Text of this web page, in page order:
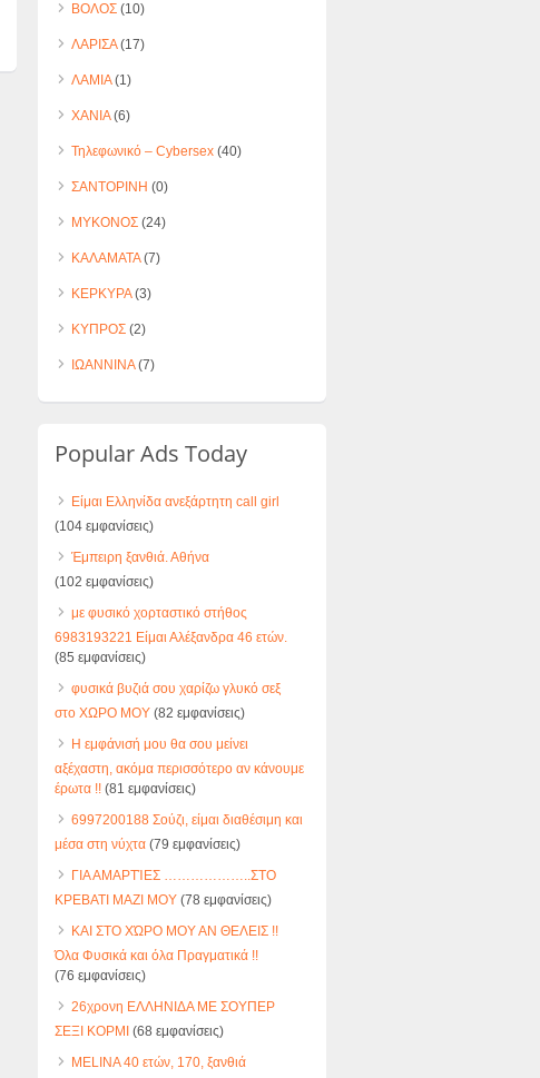
ΒΟΛΟΣ(10)
ΛΑΡΙΣΑ(17)
ΛΑΜΙΑ(1)
ΧΑΝΙΑ(6)
Τηλεφωνικό – Cybersex(40)
ΣΑΝΤΟΡΙΝΗ (0)
ΜΥΚΟΝΟΣ(24)
ΚΑΛΑΜΑΤΑ(7)
ΚΕΡΚΥΡΑ(3)
ΚΥΠΡΟΣ(2)
ΙΩΑΝΝΙΝΑ(7)
Popular Ads Today
Είμαι Ελληνίδα ανεξάρτητη call girl
(104 εμφανίσεις)
Έμπειρη ξανθιά. Αθήνα
(102 εμφανίσεις)
με φυσικό χορταστικό στήθος
6983193221 Είμαι Αλέξανδρα 46 ετών.
(85 εμφανίσεις)
φυσικά βυζιά σου χαρίζω γλυκό σεξ
στο ΧΩΡΟ ΜΟΥ(82 εμφανίσεις)
Η εμφάνισή μου θα σου μείνει
αξέχαστη, ακόμα περισσότερο αν κάνουμε
έρωτα !!(81 εμφανίσεις)
6997200188 Σούζι, είμαι διαθέσιμη και
μέσα στη νύχτα(79 εμφανίσεις)
ΓΙΑ ΑΜΑΡΤΊΕΣ ………………..ΣΤΟ
ΚΡΕΒΑΤΙ ΜΑΖΙ ΜΟΥ(78 εμφανίσεις)
ΚΑΙ ΣΤΟ ΧΏΡΟ ΜΟΥ ΑΝ ΘΕΛΕΙΣ !!
Όλα Φυσικά και όλα Πραγματικά !!
(76 εμφανίσεις)
26χρονη ΕΛΛΗΝΙΔΑ ΜΕ ΣΟΥΠΕΡ
ΣΕΞΙ ΚΟΡΜΙ (68 εμφανίσεις)
MELINA 40 ετών, 170, ξανθιά